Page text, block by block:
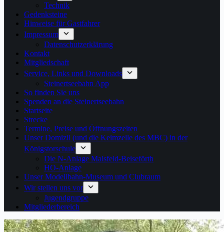
Technik
Gedenksteine
Hinweise für Gastfahrer
Impressum
Datenschutzerklärung
Kontakt
Mitgliedschaft
Service, Links und Downloads
Steinertseebahn App
So finden Sie uns
Spenden an die Steinertseebahn
Startseite
Strecke
Termine, Preise und Öffnungszeiten
Unser Domizil (und die Keimzelle des MBC) in der
Königstorschule
Die N-Anlage Malsfeld-Beiseförth
HO-Anlage
Unser Modellbahn-Museum und Clubraum
Wir stellen uns vor
Jugendgruppe
Mitgliederbereich